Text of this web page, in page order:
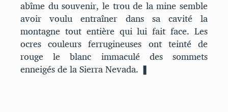
abîme du souvenir, le trou de la mine semble
avoir voulu entraîner dans sa cavité la
montagne tout entière qui lui fait face. Les
ocres couleurs ferrugineuses ont teinté de
rouge le blanc immaculé des sommets
enneigés de la Sierra Nevada. ❚